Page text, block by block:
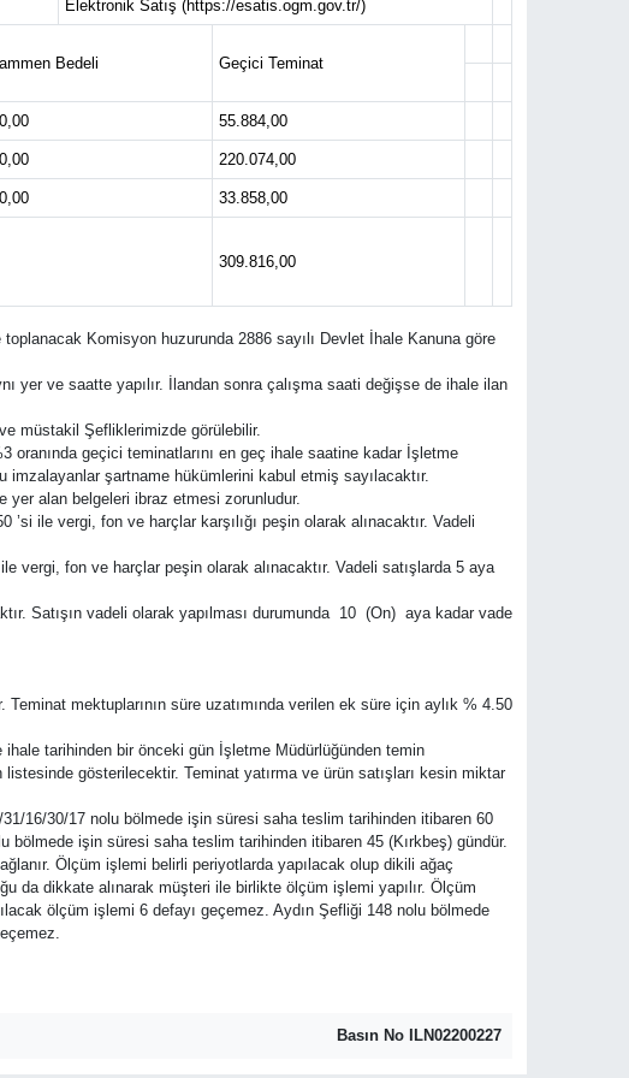
Elektronik Satış (https://esatis.ogm.gov.tr/)
Bedeli
Geçici Teminat
55.884,00
220.074,00
33.858,00
309.816,00
Komisyon huzurunda 2886 sayılı Devlet İhale Kanuna göre
yer ve saatte yapılır. İlandan sonra çalışma saati değişse de ihale ilan
müstakil Şefliklerimizde görülebilir.
oranında geçici teminatlarını en geç ihale saatine kadar İşletme
şartname hükümlerini kabul etmiş sayılacaktır.
yer alan belgeleri ibraz etmesi zorunludur.
ile vergi, fon ve harçlar karşılığı peşin olarak alınacaktır. Vadeli
vergi, fon ve harçlar peşin olarak alınacaktır. Vadeli satışlarda 5 aya
Satışın vadeli olarak yapılması durumunda 10 (On) aya kadar vade
mektuplarının süre uzatımında verilen ek süre için aylık % 4.50
tarihinden bir önceki gün İşletme Müdürlüğünden temin
gösterilecektir. Teminat yatırma ve ürün satışları kesin miktar
16/30/17 nolu bölmede işin süresi saha teslim tarihinden itibaren 60
işin süresi saha teslim tarihinden itibaren 45 (Kırkbeş) gündür.
Ölçüm işlemi belirli periyotlarda yapılacak olup dikili ağaç
da dikkate alınarak müşteri ile birlikte ölçüm işlemi yapılır. Ölçüm
ölçüm işlemi 6 defayı geçemez. Aydın Şefliği 148 nolu bölmede
Basın No ILN02200227